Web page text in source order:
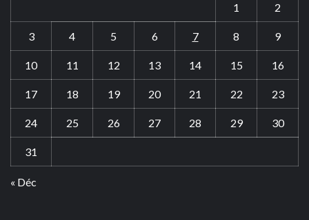
1 2
3 4 5 6 7 8 9
10 11 12 13 14 15 16
17 18 19 20 21 22 23
24 25 26 27 28 29 30
31
« Déc